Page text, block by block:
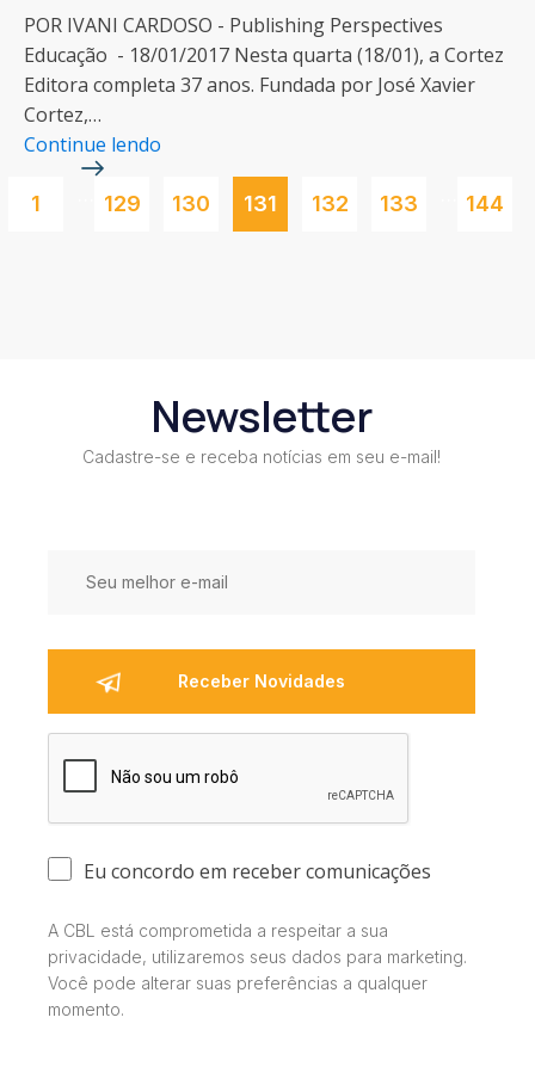
POR IVANI CARDOSO - Publishing Perspectives
Educação - 18/01/2017 Nesta quarta (18/01), a Cortez
Editora completa 37 anos. Fundada por José Xavier
Cortez,…
Continue lendo
1 129 130 131 132 133 144
Newsletter
Cadastre-se e receba notícias em seu e-mail!
Eu concordo em receber comunicações
A CBL está comprometida a respeitar a sua
privacidade, utilizaremos seus dados para marketing.
Você pode alterar suas preferências a qualquer
momento.